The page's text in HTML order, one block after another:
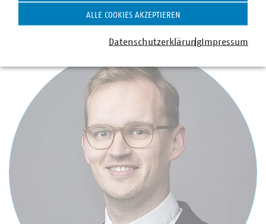
Ansprechpartner
ALLE COOKIES AKZEPTIEREN
DatenschutzerklärungImpressum